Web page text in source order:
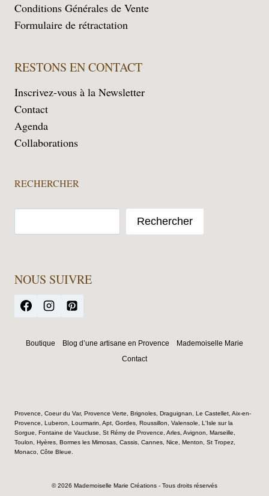
Conditions Générales de Vente
Formulaire de rétractation
RESTONS EN CONTACT
Inscrivez-vous à la Newsletter
Contact
Agenda
Collaborations
RECHERCHER
Rechercher
NOUS SUIVRE
Boutique Blog d’une artisane en Provence
Mademoiselle Marie
Contact
Provence, Coeur du Var, Provence Verte, Brignoles, Draguignan, Le Castellet, Aix-en-
Provence, Luberon, Lourmarin, Apt, Gordes, Roussillon, Valensole, L'Isle sur la
Sorgue, Fontaine de Vaucluse, St Rémy de Provence, Arles, Avignon, Marseille,
Toulon, Hyères, Bormes les Mimosas, Cassis, Cannes, Nice, Menton, St Tropez,
Monaco, Côte Bleue.
© 2026 Mademoiselle Marie Créations - Tous droits réservés